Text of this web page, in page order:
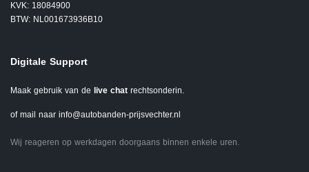
KVK: 18084900
BTW: NL001673936B10
Digitale Support
Maak gebruik van de live chat rechtsonderin.
of mail naar info@autobanden-prijsvechter.nl
Wij reageren op werkdagen doorgaans binnen enkele uren.